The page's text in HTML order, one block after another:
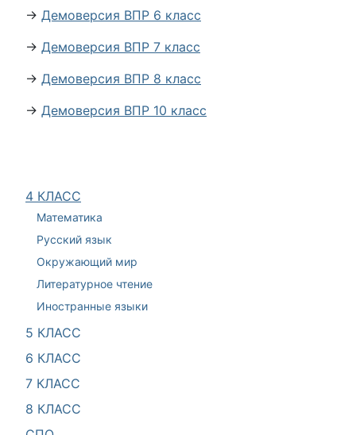
4 КЛАСС
Математика
Русский язык
Окружающий мир
Литературное чтение
Иностранные языки
5 КЛАСС
6 КЛАСС
7 КЛАСС
8 КЛАСС
→ Демоверсия ВПР 6 класс
→ Демоверсия ВПР 7 класс
→ Демоверсия ВПР 8 класс
→ Демоверсия ВПР 10 класс